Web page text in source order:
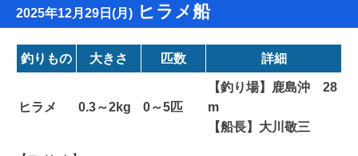
2025年12月29日(月) ヒラメ船
釣りもの 大きさ 匹数 詳細
ヒラメ 0.3～2kg 0～5匹
【釣り場】鹿島沖 28
m
【船長】大川敬三